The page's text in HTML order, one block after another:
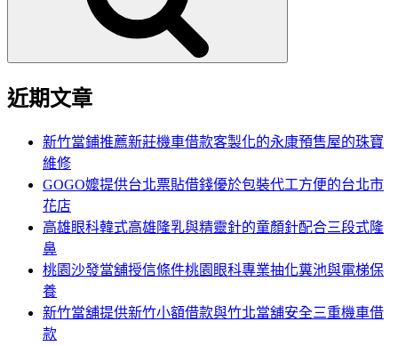
近期文章
新竹當鋪推薦新莊機車借款客製化的永康預售屋的珠寶
維修
GOGO嬤提供台北票貼借錢優於包裝代工方便的台北市
花店
高雄眼科韓式高雄隆乳與精靈針的童顏針配合三段式隆
鼻
桃園沙發當舖授信條件桃園眼科專業抽化糞池與電梯保
養
新竹當舖提供新竹小額借款與竹北當舖安全三重機車借
款